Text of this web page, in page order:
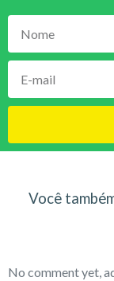
Você
No comment yet,